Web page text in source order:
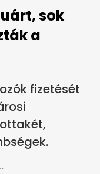
sok
a
fizetését